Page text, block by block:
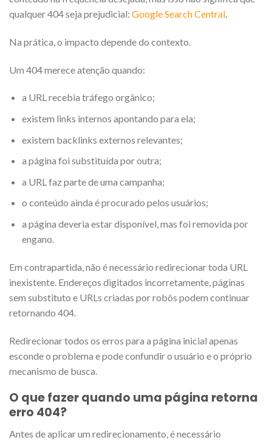
qualquer 404 seja prejudicial: Google Search Central.
Na prática, o impacto depende do contexto.
Um 404 merece atenção quando:
a URL recebia tráfego orgânico;
existem links internos apontando para ela;
existem backlinks externos relevantes;
a página foi substituída por outra;
a URL faz parte de uma campanha;
o conteúdo ainda é procurado pelos usuários;
a página deveria estar disponível, mas foi removida por
engano.
Em contrapartida, não é necessário redirecionar toda URL
inexistente. Endereços digitados incorretamente, páginas
sem substituto e URLs criadas por robôs podem continuar
retornando 404.
Redirecionar todos os erros para a página inicial apenas
esconde o problema e pode confundir o usuário e o próprio
mecanismo de busca.
O que fazer quando uma página retorna
erro 404?
Antes de aplicar um redirecionamento, é necessário